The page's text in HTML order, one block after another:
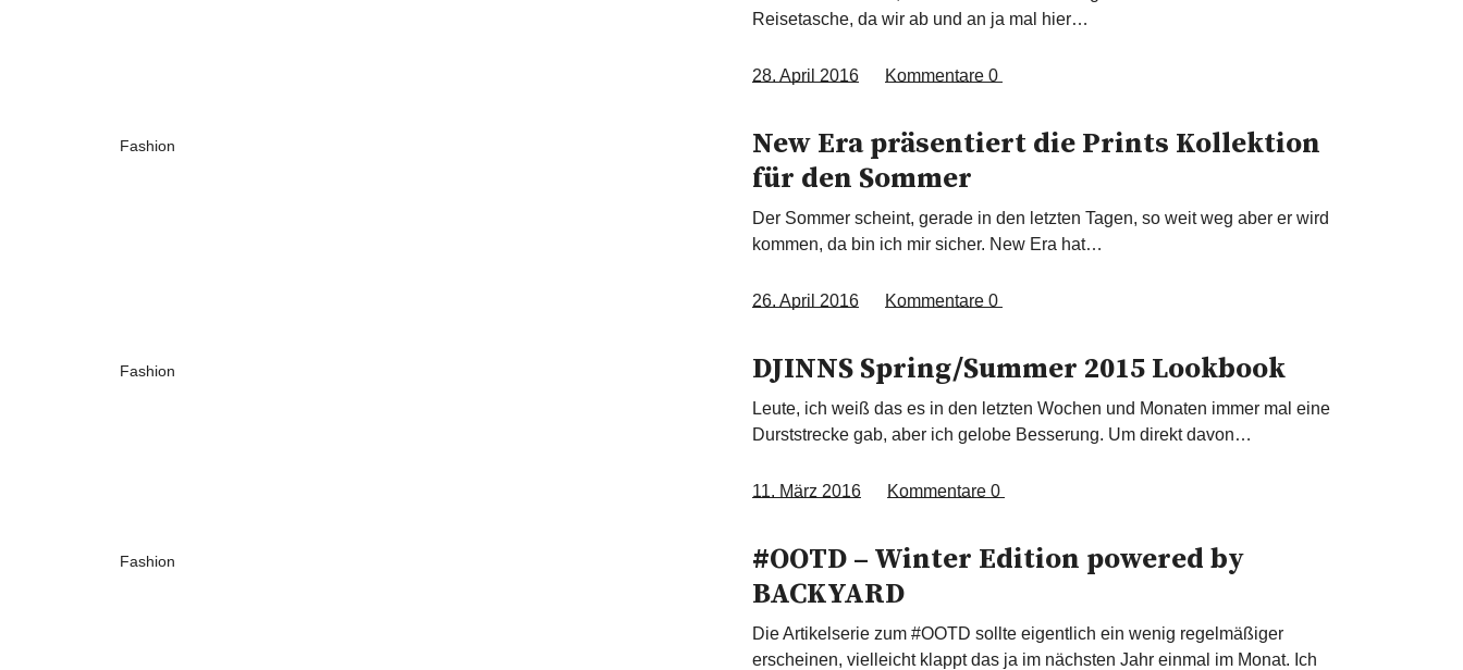
Reisetasche, da wir ab und an ja mal hier…
28. April 2016 Kommentare 0
Fashion
New Era präsentiert die Prints Kollektion
für den Sommer
Der Sommer scheint, gerade in den letzten Tagen, so weit weg aber er wird
kommen, da bin ich mir sicher. New Era hat…
26. April 2016 Kommentare 0
Fashion DJINNS Spring/Summer 2015 Lookbook
Leute, ich weiß das es in den letzten Wochen und Monaten immer mal eine
Durststrecke gab, aber ich gelobe Besserung. Um direkt davon…
11. März 2016 Kommentare 0
Fashion
#OOTD – Winter Edition powered by
BACKYARD
Die Artikelserie zum #OOTD sollte eigentlich ein wenig regelmäßiger
erscheinen, vielleicht klappt das ja im nächsten Jahr einmal im Monat. Ich